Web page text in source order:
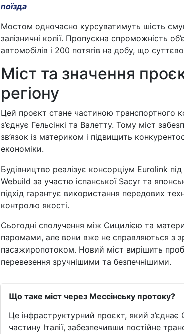
поїзда
Мостом одночасно курсуватимуть шість
залізничні колії. Пропускна спроможність
автомобілів і 200 потягів на добу, що
Міст та значення
регіону
Цей проєкт стане частиною транспортного
з’єднує Гельсінкі та Валетту. Тому міст
зв’язок із материком і підвищить
економіки.
Будівництво реалізує консорціум Eurolink
Webuild за участю іспанської Sacyr та
підхід гарантує використання передових
контролю якості.
Сьогодні сполучення між Сицилією та
паромами, але вони вже не справляються з
пасажиропотоком. Новий міст вирішить
перевезення зручнішими та безпечнішими.
Що таке міст через Мессінську протоку?
Це інфраструктурний проєкт, який
частину Італії, забезпечивши постійне